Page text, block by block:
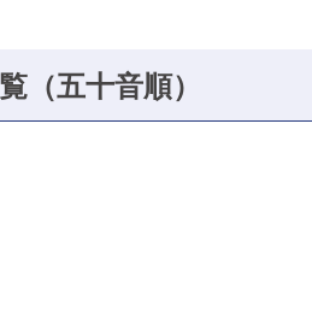
五十音順）